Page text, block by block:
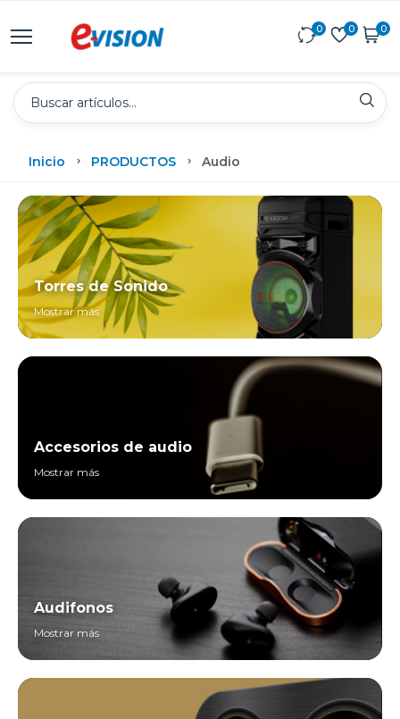
0 0 0
Inicio PRODUCTOS Audio
Torres de Sonido
Mostrar más
Accesorios de audio
Mostrar más
Audifonos
Mostrar más